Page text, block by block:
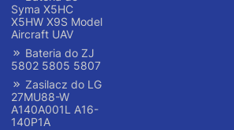
Syma X5HC
X5HW X9S Model
Aircraft UAV
Bateria do ZJ
5802 5805 5807
Zasilacz do LG
27MU88-W
A140A001L A16-
140P1A